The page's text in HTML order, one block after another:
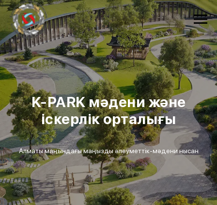
K-PARK мәдени және
іскерлік орталығы
Алматы маңындағы маңызды әлеуметтік-мәдени нысан